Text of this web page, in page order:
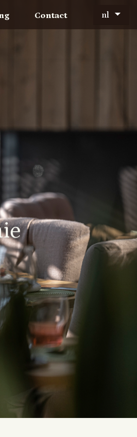
nl
Contact